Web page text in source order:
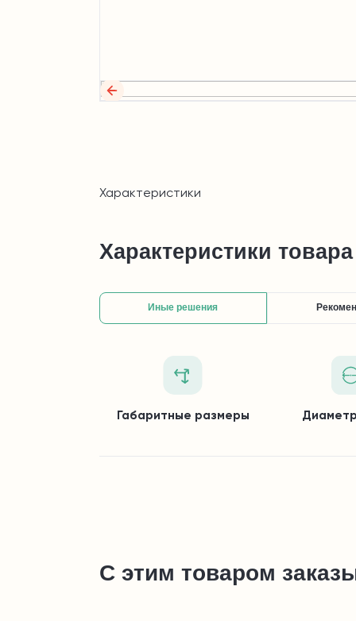
Характеристики
Характеристики товара
Иные решения
Габаритные размеры
С этим товаром